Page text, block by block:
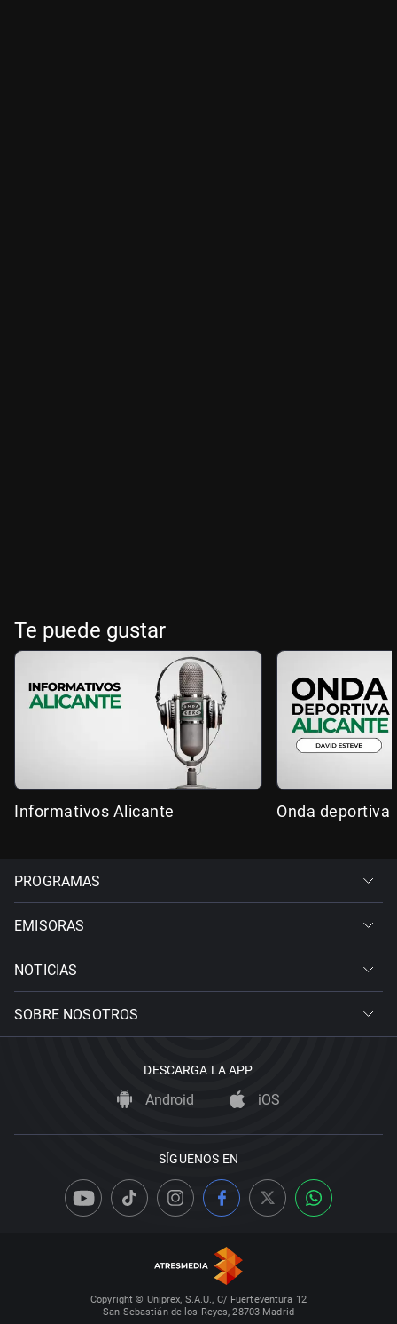
Te puede gustar
Informativos Alicante Onda deportiva
PROGRAMAS
EMISORAS
NOTICIAS
SOBRE NOSOTROS
DESCARGA LA APP
Android iOS
SÍGUENOS EN
Copyright © Uniprex, S.A.U., C/ Fuerteventura 12
San Sebastián de los Reyes, 28703 Madrid